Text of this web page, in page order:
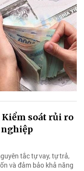
soát rủi ro
tắc tự vay, tự trả,
và đảm bảo khả năng